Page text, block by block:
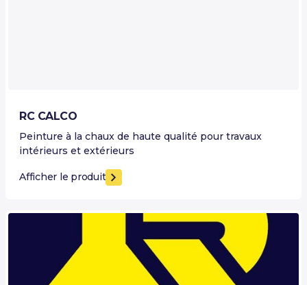
RC CALCO
Peinture à la chaux de haute qualité pour travaux
intérieurs et extérieurs
Afficher le produit